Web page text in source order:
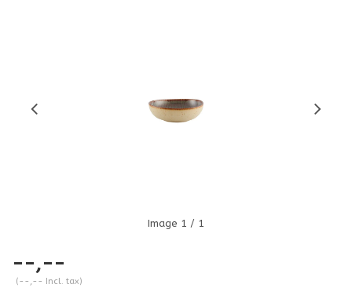
Image 1 / 1
--,--
(--,-- Incl. tax)